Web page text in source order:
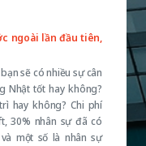
ngoài lần đầu tiên,
sẽ có nhiều sự cân
Nhật tốt hay không?
hay không? Chi phí
30% nhân sự đã có
một số là nhân sự